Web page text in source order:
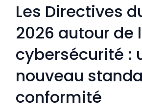
Les Directives
2026 autour de
cybersécurité :
nouveau
conformité